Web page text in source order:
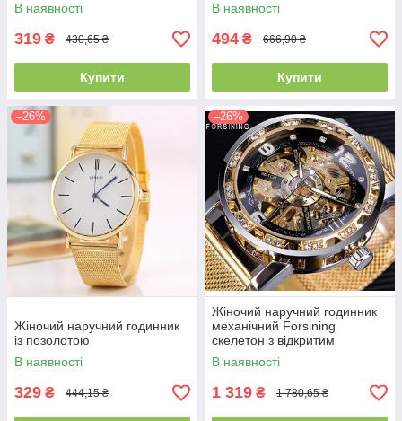
В наявності
319 ₴ 430,65 ₴
Купити
В наявності
494 ₴ 666,90 ₴
Купити
–26%
Жіночий наручний годинник
із позолотою
В наявності
329 ₴ 444,15 ₴
–26%
Жіночий наручний годинник
механічний Forsining
скелетон з відкритим
механізмом і камінчиками
В наявності
1 319 ₴ 1 780,65 ₴